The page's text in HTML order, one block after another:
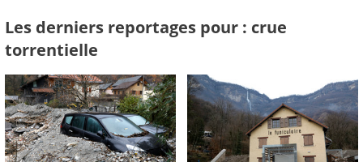
Les derniers reportages pour : crue
torrentielle